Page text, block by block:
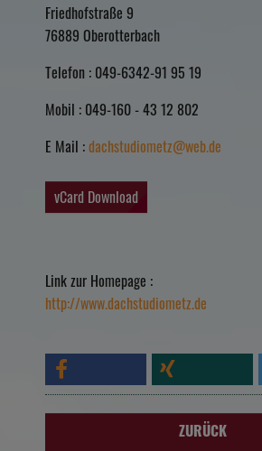
Friedhofstraße 9
76889 Oberotterbach
Telefon : 049-6342-91 95 19
Mobil : 049-160 - 43 12 802
E Mail :dachstudiometz@web.de
vCard Download
Link zur Homepage :
http://www.dachstudiometz.de
ZURÜCK